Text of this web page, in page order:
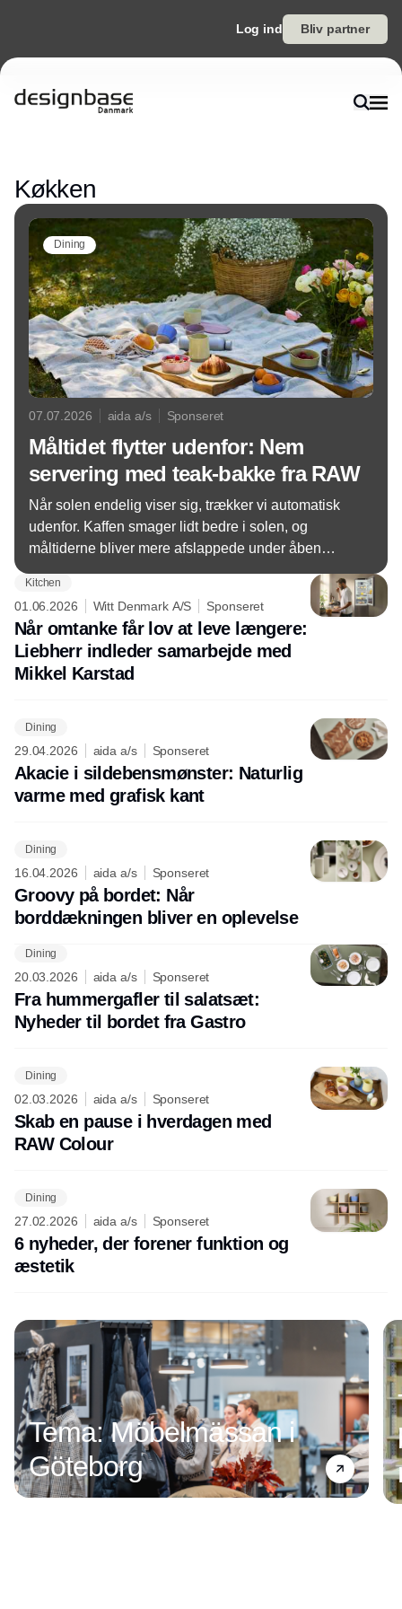
Log ind Bliv partner
Køkken
Dining
07.07.2026 aida a/s Sponseret
Måltidet flytter udenfor: Nem
servering med teak-bakke fra RAW
Når solen endelig viser sig, trækker vi automatisk
udenfor. Kaffen smager lidt bedre i solen, og
måltiderne bliver mere afslappede under åben
nemt at tage service, mad og drikke med ud.
Kitchen
01.06.2026 Witt Denmark A/S Sponseret
Når omtanke får lov at leve længere:
Liebherr indleder samarbejde med
Mikkel Karstad
Dining
29.04.2026 aida a/s Sponseret
Akacie i sildebensmønster: Naturlig
varme med grafisk kant
Dining
16.04.2026 aida a/s Sponseret
Groovy på bordet: Når
borddækningen bliver en oplevelse
Dining
20.03.2026 aida a/s Sponseret
Fra hummergafler til salatsæt:
Nyheder til bordet fra Gastro
Dining
02.03.2026 aida a/s Sponseret
Skab en pause i hverdagen med
RAW Colour
Dining
27.02.2026 aida a/s Sponseret
6 nyheder, der forener funktion og
æstetik
Tema: Möbelmässan i
Göteborg